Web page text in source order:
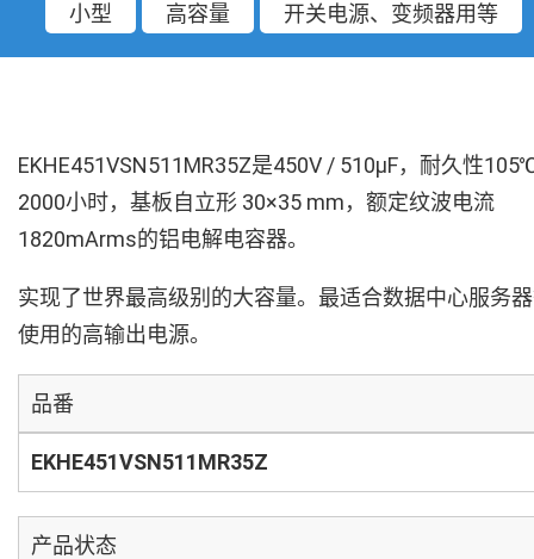
小型 高容量 开关电源、变频器用等
EKHE451VSN511MR35Z是450V / 510µF，耐久性
2000小时，基板自立形 30×35 mm，额定纹波电流
1820mArms的铝电解电容器。
实现了世界最高级别的大容量。最适合数据中心服务
使用的高输出电源。
品番
EKHE451VSN511MR35Z
产品状态